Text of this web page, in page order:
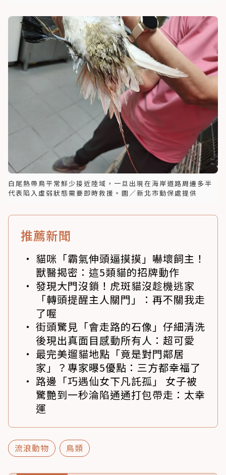
白尾熱帶鳥平常鮮少接近陸域，一旦出現在海岸道路周邊多半
代表陷入虛弱狀態需要即時救援。圖／新北市動保處提供
推薦新聞
貓咪「霸氣伸頭逼摸摸」嚇壞飼主！
獸醫揭密：這5類貓的招牌動作
發現大門沒鎖！虎斑貓沒趁機逃家
「轉頭提醒主人關門」：再不關我走
了喔
街頭驚見「會走路的石像」仔細清洗
後現出真面目感動所有人：超可愛
最完美遛貓地點「竟是對門鄰居
家」？專家曝5優點：三方都幸福了
路邊「巧遇仙女下凡託孤」 女子被
驚艷到一秒淪陷通通打包帶走：太幸
運
流浪動物 鳥類